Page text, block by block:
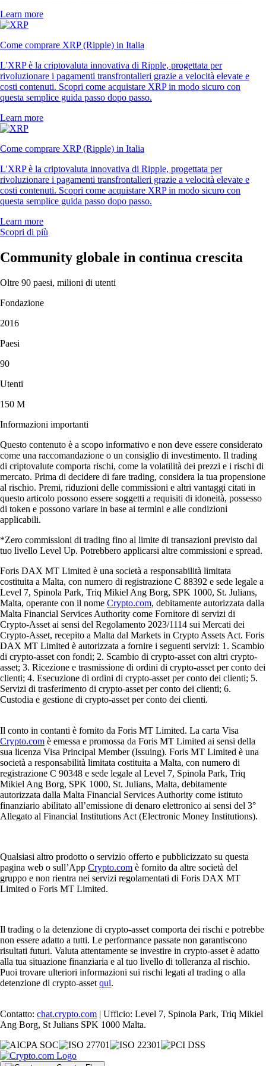
Learn more
Come comprare XRP (Ripple) in Italia
L'XRP è la criptovaluta innovativa di Ripple, progettata per
rivoluzionare i pagamenti transfrontalieri grazie a velocità elevate e
costi contenuti. Scopri come acquistare XRP in modo sicuro con
questa semplice guida passo dopo passo.
Learn more
Come comprare XRP (Ripple) in Italia
L'XRP è la criptovaluta innovativa di Ripple, progettata per
rivoluzionare i pagamenti transfrontalieri grazie a velocità elevate e
costi contenuti. Scopri come acquistare XRP in modo sicuro con
questa semplice guida passo dopo passo.
Learn more
Scopri di più
Community globale in continua crescita
Oltre 90 paesi, milioni di utenti
Fondazione
2016
Paesi
90
Utenti
150 M
Informazioni importanti
Questo contenuto è a scopo informativo e non deve essere considerato
come una raccomandazione o un consiglio di investimento. Il trading
di criptovalute comporta rischi, come la volatilità dei prezzi e i rischi di
mercato. Prima di decidere di fare trading, considera la tua propensione
al rischio. Premi, riduzioni delle commissioni e altri vantaggi citati in
questo articolo possono essere soggetti a requisiti di idoneità, possesso
di token e possono variare in base ai termini e alle condizioni
applicabili.
*Zero commissioni di trading fino al limite di transazioni previsto dal
tuo livello Level Up. Potrebbero applicarsi altre commissioni e spread.
Foris DAX MT Limited è una società a responsabilità limitata
costituita a Malta, con numero di registrazione C 88392 e sede legale a
Level 7, Spinola Park, Triq Mikiel Ang Borg, SPK 1000, St. Julians,
Malta, operante con il nome Crypto.com, debitamente autorizzata dalla
Malta Financial Services Authority come Fornitore di servizi di
Crypto-Asset ai sensi del Regolamento 2023/1114 sui Mercati dei
Crypto-Asset, recepito a Malta dal Markets in Crypto Assets Act. Foris
DAX MT Limited è autorizzata a fornire i seguenti servizi: 1. Scambio
di crypto-asset con fondi; 2. Scambio di crypto-asset con altri crypto-
asset; 3. Ricezione e trasmissione di ordini di crypto-asset per conto dei
clienti; 4. Esecuzione di ordini di crypto-asset per conto dei clienti; 5.
Servizi di trasferimento di crypto-asset per conto dei clienti; 6.
Custodia e gestione di crypto-asset per conto dei clienti.
Il conto in contanti è fornito da Foris MT Limited. La carta Visa
Crypto.com è emessa e promossa da Foris MT Limited ai sensi della
sua licenza Visa Principal Member (Issuing). Foris MT Limited è una
società a responsabilità limitata costituita a Malta, con numero di
registrazione C 90348 e sede legale al Level 7, Spinola Park, Triq
Mikiel Ang Borg, SPK 1000, St. Julians, Malta, debitamente
autorizzata dalla Malta Financial Services Authority come istituto
finanziario abilitato all’emissione di denaro elettronico ai sensi del 3°
Allegato al Financial Institutions Act (Electronic Money Institutions).
Qualsiasi altro prodotto o servizio offerto e pubblicizzato su questa
pagina web o sull’App Crypto.com è fornito da altre società del
gruppo e non rientra nei servizi regolamentati di Foris DAX MT
Limited o Foris MT Limited.
Il trading o la detenzione di crypto-asset comporta dei rischi e potrebbe
non essere adatto a tutti. Le performance passate non garantiscono
risultati futuri. Valuta attentamente se investire in crypto-asset è adatto
alla tua situazione finanziaria e al tuo livello di tolleranza al rischio.
Puoi trovare ulteriori informazioni sui rischi legati al trading o alla
detenzione di crypto-asset qui.
Contatto: chat.crypto.com | Ufficio: Level 7, Spinola Park, Triq Mikiel
Ang Borg, St Julians SPK 1000 Malta.